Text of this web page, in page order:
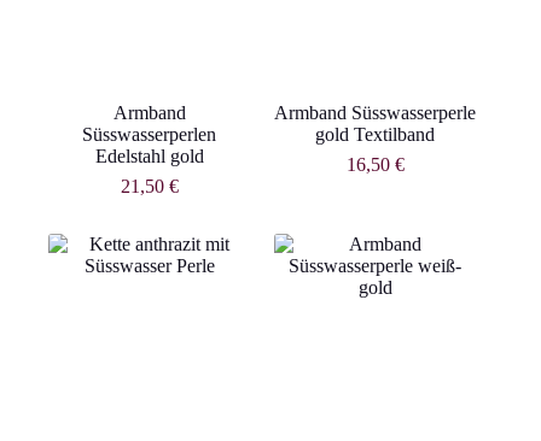
Armband
Süsswasserperlen
Edelstahl gold
21,50 €
Armband Süsswasserperle
gold Textilband
16,50 €